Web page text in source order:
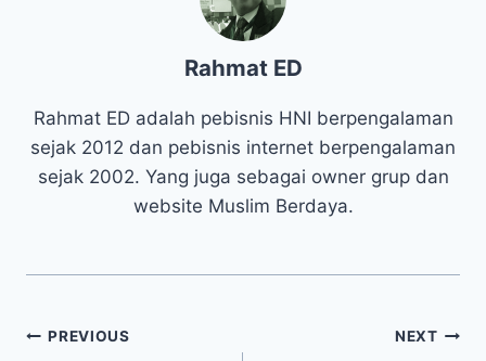
Rahmat ED
Rahmat ED adalah pebisnis HNI berpengalaman
sejak 2012 dan pebisnis internet berpengalaman
sejak 2002. Yang juga sebagai owner grup dan
website Muslim Berdaya.
PREVIOUS NEXT